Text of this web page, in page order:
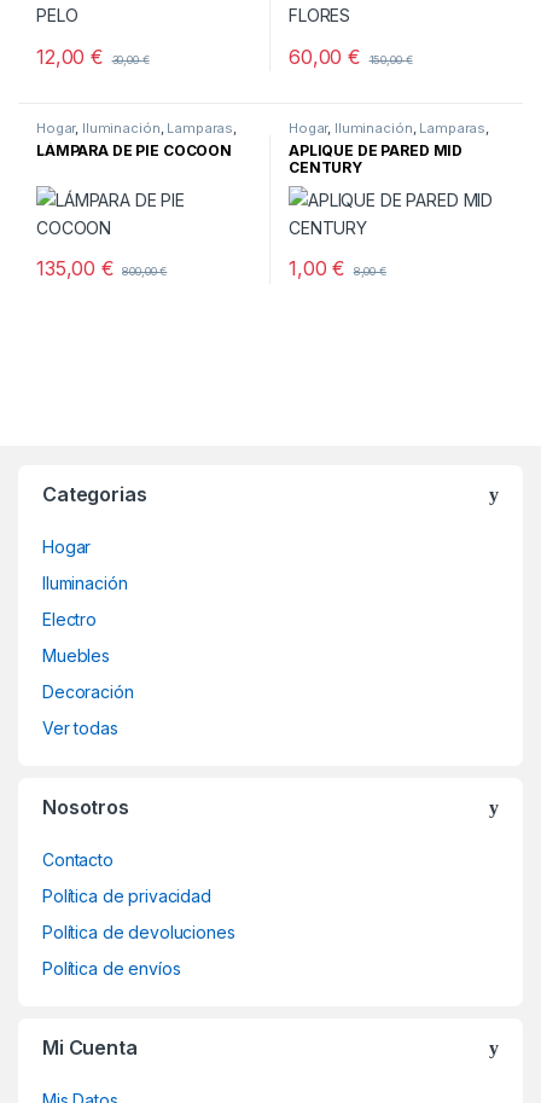
12,00€ 30,00€ 60,00€ 150,00€
Hogar, Iluminación, Lamparas,
Pie
LÁMPARA DE PIE COCOON
135,00€ 800,00€
Hogar, Iluminación, Lamparas,
Pared
APLIQUE DE PARED MID
CENTURY
1,00€ 8,00€
Categorias
Hogar
Iluminación
Electro
Muebles
Decoración
Ver todas
Nosotros
Contacto
Política de privacidad
Política de devoluciones
Política de envíos
Mi Cuenta